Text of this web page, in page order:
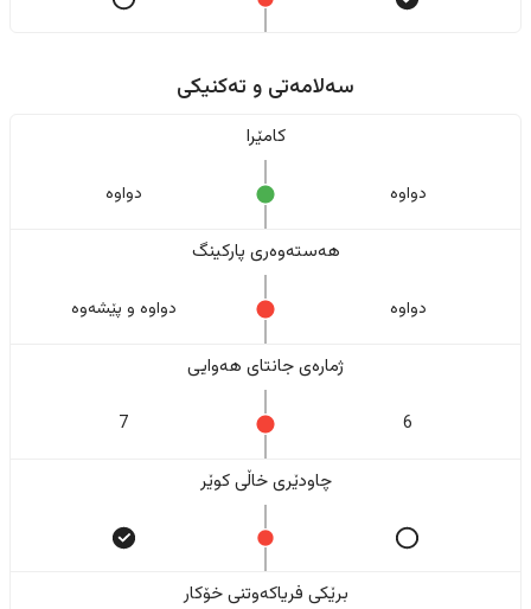
سەلامەتی و تەکنیکی
کامێرا
دواوە دواوە
هەستەوەری پارکینگ
دواوە دواوە و پێشەوە
ژمارەی جانتای هەوایی
6
7
چاودێری خاڵی کوێر
برێکی فریاکەوتنی خۆکار